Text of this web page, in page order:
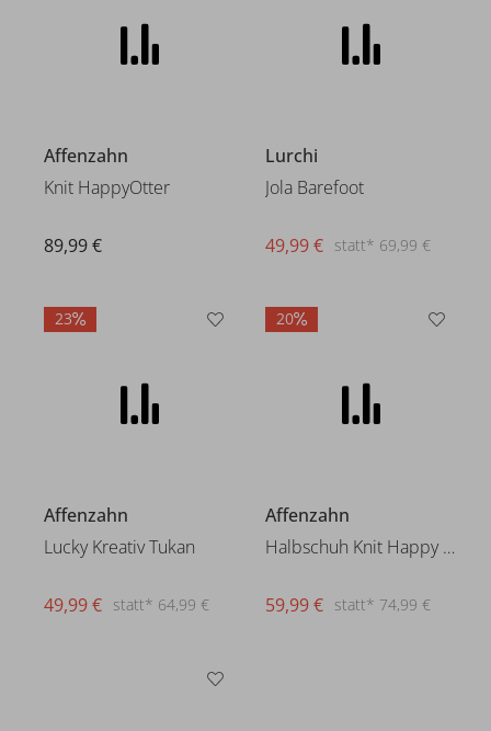
Affenzahn
Knit HappyOtter
89,99 €
Lurchi
Jola Barefoot
statt* 69,99 €
49,99 €
23
Affenzahn
Lucky Kreativ Tukan
statt* 64,99 €
49,99 €
20
Affenzahn
Halbschuh Knit Happy Flamingo
statt* 74,99 €
59,99 €